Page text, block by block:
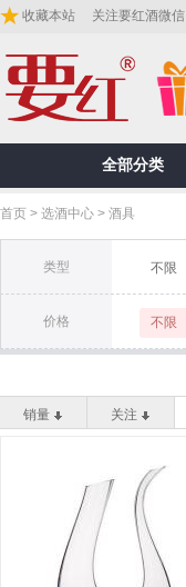
收藏本站 关注要红酒微信
全部分类
首页 > 选酒中心 > 酒具
类型 不限
价格 不限
销量 关注